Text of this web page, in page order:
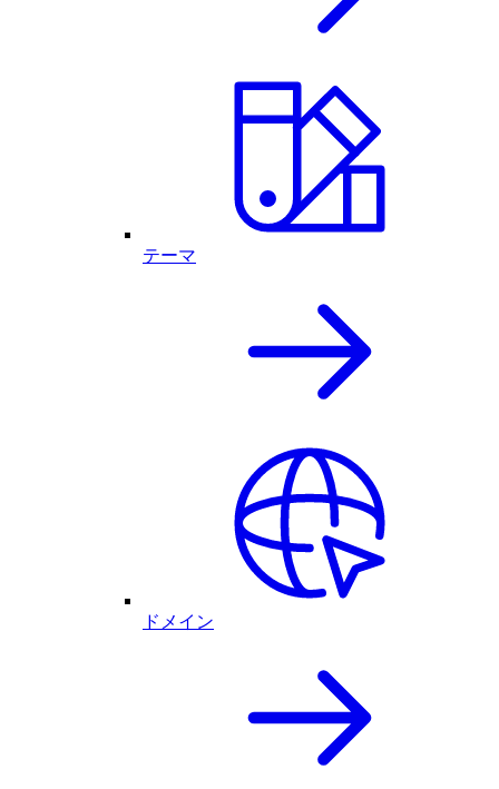
テーマ
ドメイン